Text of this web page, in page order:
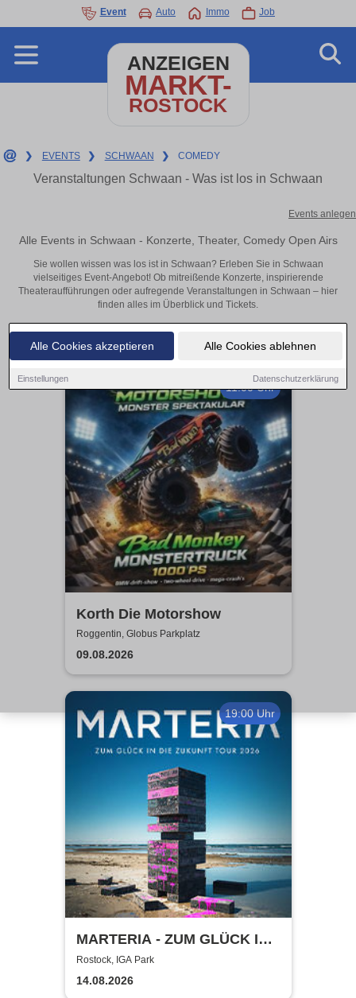
Alle Cookies akzeptieren Alle Cookies ablehnen
Einstellungen Datenschutzerklärung
Event Auto Immo Job
ANZEIGEN
MARKT-
ROSTOCK
❯ EVENTS ❯ SCHWAAN ❯ COMEDY
Veranstaltungen Schwaan - Was ist los in Schwaan
Events anlegen
Alle Events in Schwaan - Konzerte, Theater, Comedy Open Airs
Sie wollen wissen was los ist in Schwaan? Erleben Sie in Schwaan
vielseitiges Event-Angebot! Ob mitreißende Konzerte, inspirierende
Theateraufführungen oder aufregende Veranstaltungen in Schwaan – hier
finden alles im Überblick und Tickets.
11:00 Uhr
Korth Die Motorshow
Roggentin, Globus Parkplatz
09.08.2026
19:00 Uhr
MARTERIA - ZUM GLÜCK IN
DIE ZUKUNFT TOUR 2026
Rostock, IGA Park
14.08.2026